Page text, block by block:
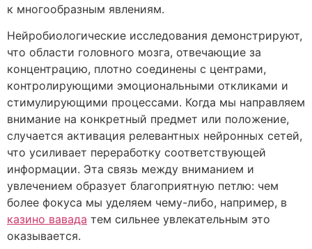
к многообразным явлениям.
Нейробиологические исследования демонстрируют,
что области головного мозга, отвечающие за
концентрацию, плотно соединены с центрами,
контролирующими эмоциональными откликами и
стимулирующими процессами. Когда мы направляем
внимание на конкретный предмет или положение,
случается активация релевантных нейронных сетей,
что усиливает переработку соответствующей
информации. Эта связь между вниманием и
увлечением образует благоприятную петлю: чем
более фокуса мы уделяем чему-либо, например, в
казино вавада тем сильнее увлекательным это
оказывается.